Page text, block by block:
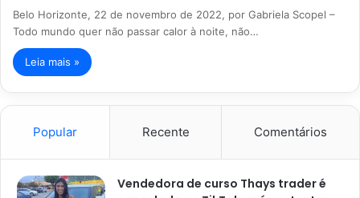
Belo Horizonte, 22 de novembro de 2022, por Gabriela Scopel –
Todo mundo quer não passar calor à noite, não…
Leia mais »
Popular Recente Comentários
Vendedora de curso Thays trader é